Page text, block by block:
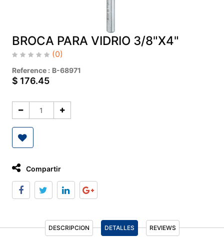
BROCA PARA VIDRIO 3/8"X4"
(0)
Reference : B-68971
$ 176.45
Compartir
DESCRIPCION DETALLES REVIEWS